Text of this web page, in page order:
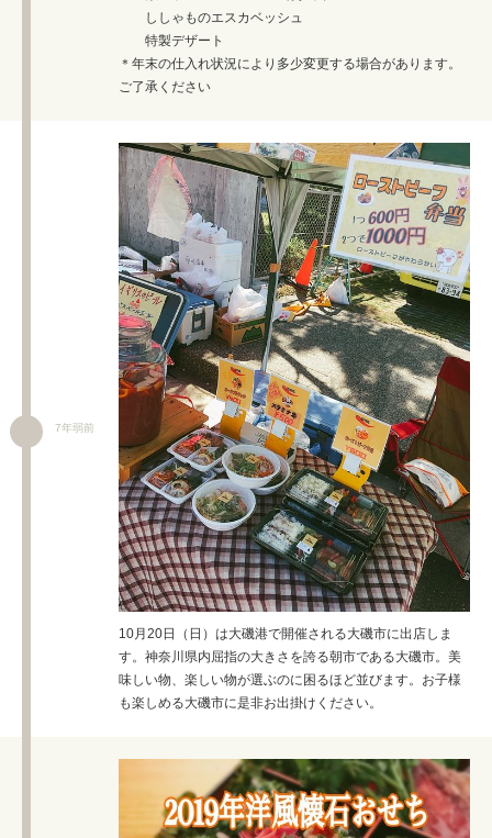
ししゃものエスカベッシュ
特製デザート
＊年末の仕入れ状況により多少変更する場合があります。
ご了承ください
7年弱前
10月20日（日）は大磯港で開催される大磯市に出店しま
す。神奈川県内屈指の大きさを誇る朝市である大磯市。美
味しい物、楽しい物が選ぶのに困るほど並びます。お子様
も楽しめる大磯市に是非お出掛けください。